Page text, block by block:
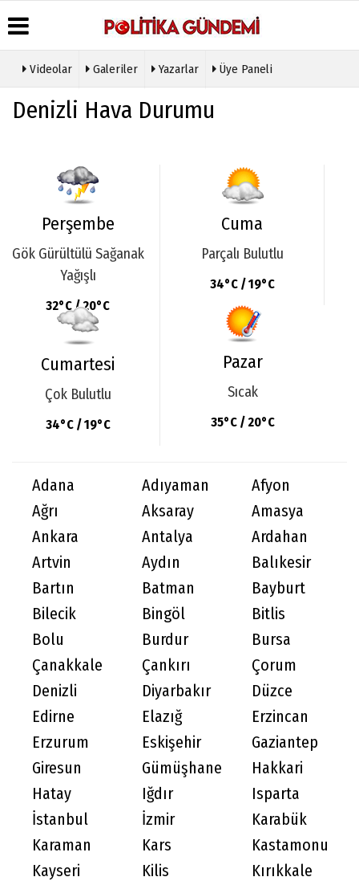
Üye Paneli
Haber
Arşivi
Günün
Haberleri
Durumu
Yazarları
Galeri
Etkinlikler
Videolar Galeriler Yazarlar Üye Paneli
Denizli Hava Durumu
Perşembe
Gök Gürültülü Sağanak
Yağışlı
32°C / 20°C
Cuma
Parçalı Bulutlu
34°C / 19°C
Cumartesi
Çok Bulutlu
34°C / 19°C
Pazar
Sıcak
35°C / 20°C
Adana Adıyaman
Afyon
Ağrı
Aksaray
Amasya
Ankara
Antalya
Ardahan
Artvin
Aydın
Balıkesir
Bartın
Batman
Bayburt
Bilecik
Bingöl
Bitlis
Bolu
Burdur
Bursa
Çanakkale
Çankırı
Çorum
Denizli
Diyarbakır
Düzce
Edirne
Elazığ
Erzincan
Erzurum
Eskişehir
Gaziantep
Giresun
Gümüşhane
Hakkari
Hatay
Iğdır
Isparta
İstanbul
İzmir
Karabük
Karaman
Kars
Kastamonu
Kayseri
Kilis
Kırıkkale